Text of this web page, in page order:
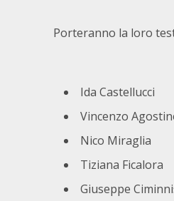
Porteranno la loro
Ida Castellucci
Vincenzo
Nico Miraglia
Tiziana Ficalora
Giuseppe